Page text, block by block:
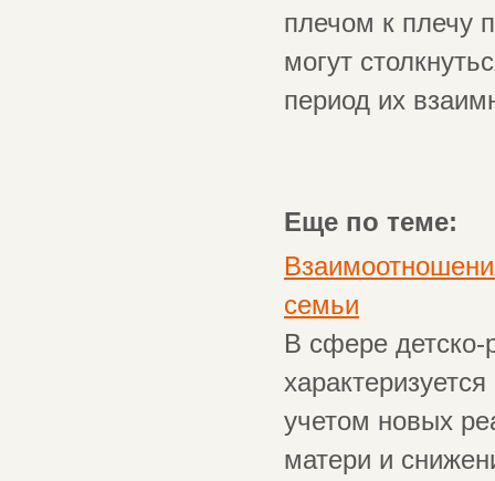
плечом к плечу
могут
период их
Еще по теме:
семьи
В сфере детско-
учетом новых
матери и